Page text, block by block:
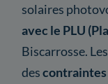
solaires
avec le PLU
Biscarrosse.
des